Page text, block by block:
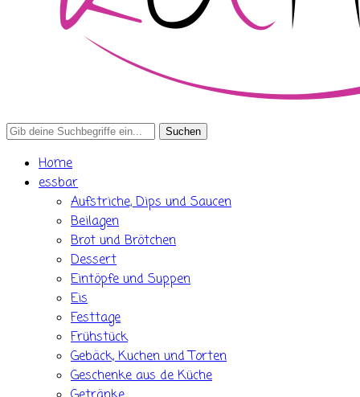
Search
Home
essbar
Aufstriche, Dips und Saucen
Beilagen
Brot und Brötchen
Dessert
Eintöpfe und Suppen
Eis
Festtage
Frühstück
Gebäck, Kuchen und Torten
Geschenke aus de Küche